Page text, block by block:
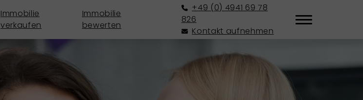
Immobilie
verkaufen
Immobilie
bewerten
+49 (0) 4941 69 78
826
Kontakt aufnehmen